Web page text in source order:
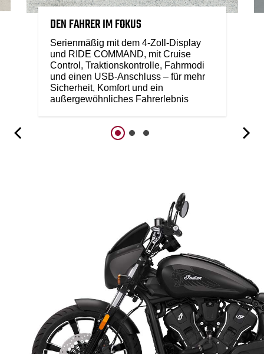
DEN FAHRER IM FOKUS
Serienmäßig mit dem 4-Zoll-Display
und RIDE COMMAND, mit Cruise
Control, Traktionskontrolle, Fahrmodi
und einen USB-Anschluss – für mehr
Sicherheit, Komfort und ein
außergewöhnliches Fahrerlebnis